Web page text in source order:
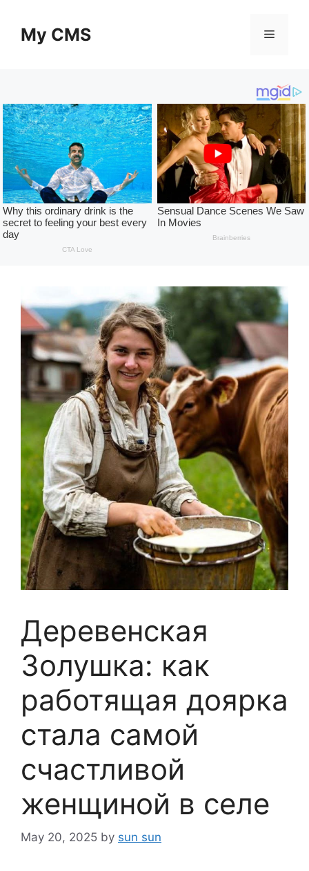
contentMy CMS Menu
Деревенская
Золушка: как
работящая доярка
стала самой
счастливой
женщиной в селе
May 20, 2025 by sun sun